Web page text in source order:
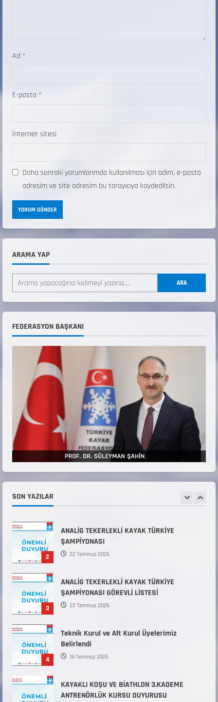
Ad *
E-posta *
İnternet sitesi
Daha sonraki yorumlarımda kullanılması için adım, e-posta
adresim ve site adresim bu tarayıcıya kaydedilsin.
ARAMA YAP
ARA
FEDERASYON BAŞKANI
SON YAZILAR
2
ŞAMPİYONASI
22 Temmuz 2026
3
ŞAMPİYONASI GÖREVLİ LİSTESİ
Teknik Kurul ve Alt Kurul Üyelerimiz
Belirlendi
18 Temmuz 2026
5
KAYAKLI KOŞU VE BİATHLON 3.KADEME
ANTRENÖRLÜK KURSU DUYURUSU
12 Temmuz 2026
1
Millî Savunma Bakanlığı Kara, Deniz ve Hava
Kuvvetleri Komutanlıklarına 2026 Yılı (2026-
2
ANALİG TEKERLEKLİ KAYAK TÜRKİYE
ŞAMPİYONASI
3
ANALİG TEKERLEKLİ KAYAK TÜRKİYE
ŞAMPİYONASI GÖREVLİ LİSTESİ
4
Teknik Kurul ve Alt Kurul Üyelerimiz
Belirlendi
KAYAKLI KOŞU VE BİATHLON 3.KADEME
ANTRENÖRLÜK KURSU DUYURUSU